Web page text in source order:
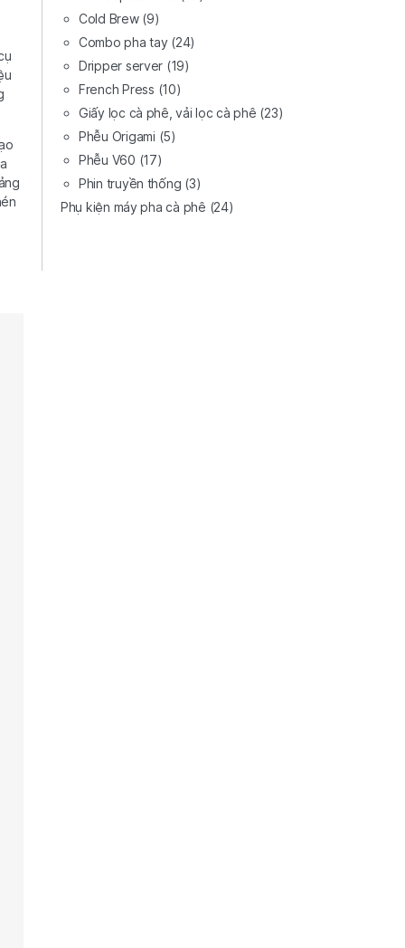
Cold Brew (9)
Combo pha tay (24)
Dripper server (19)
French Press (10)
Giấy lọc cà phê, vải lọc cà phê (23)
Phễu Origami (5)
Phễu V60 (17)
Phin truyền thống (3)
Phụ kiện máy pha cà phê (24)